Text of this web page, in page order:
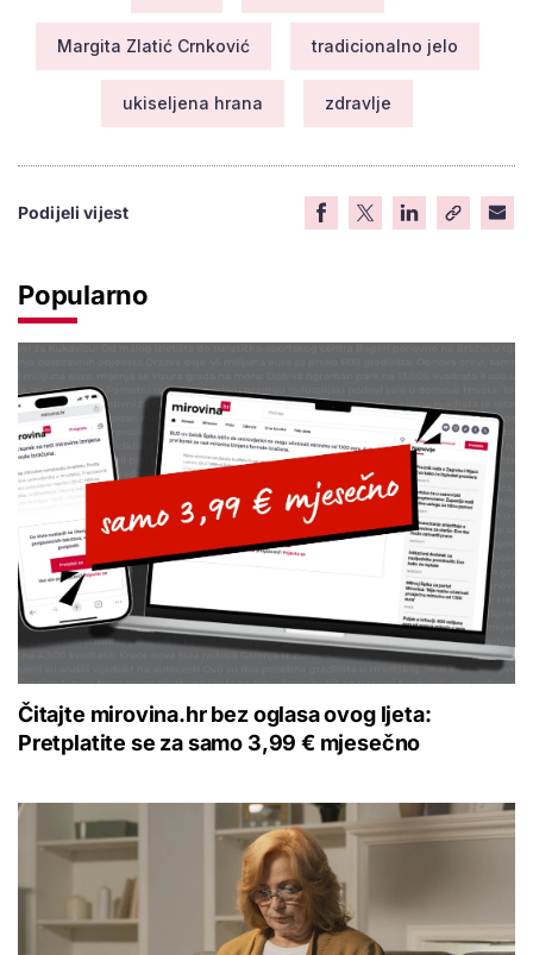
Margita Zlatić Crnković tradicionalno jelo
ukiseljena hrana zdravlje
Podijeli vijest
Popularno
Čitajte mirovina.hr bez oglasa ovog ljeta:
Pretplatite se za samo 3,99 € mjesečno